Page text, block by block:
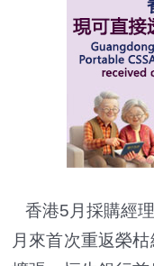
香港5月採購經
月來首次重返榮